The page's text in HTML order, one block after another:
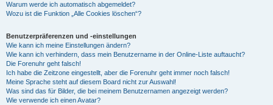
Warum werde ich automatisch abgemeldet?
Wozu ist die Funktion „Alle Cookies löschen“?
Benutzerpräferenzen und -einstellungen
Wie kann ich meine Einstellungen ändern?
Wie kann ich verhindern, dass mein Benutzername in der Online-Liste auftaucht?
Die Forenuhr geht falsch!
Ich habe die Zeitzone eingestellt, aber die Forenuhr geht immer noch falsch!
Meine Sprache steht auf diesem Board nicht zur Auswahl!
Was sind das für Bilder, die bei meinem Benutzernamen angezeigt werden?
Wie verwende ich einen Avatar?